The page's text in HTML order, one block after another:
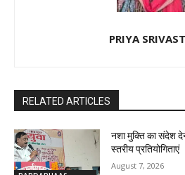
PRIYA
RELATED ARTICLES
नशा मुक्ति का संदेश
स्तरीय प्रतियोगिताएं
August 7, 2026